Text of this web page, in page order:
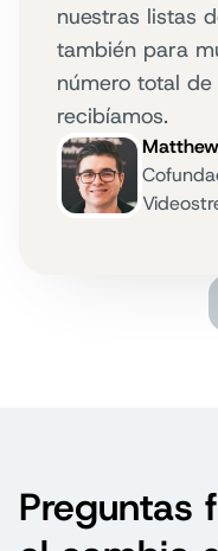
nuestras listas
también para
número total
recibíamos.
Preguntas